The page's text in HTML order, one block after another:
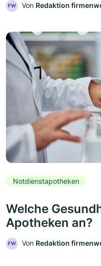
FW Von Redaktion
Notdienstapotheken
Welche
Apotheken an?
FW Von Redaktion